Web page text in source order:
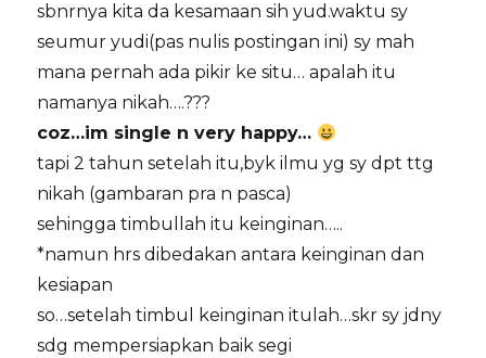
sbnrnya kita da kesamaan sih yud.waktu sy
seumur yudi(pas nulis postingan ini) sy mah
mana pernah ada pikir ke situ… apalah itu
namanya nikah….???
coz…im single n very happy…
tapi 2 tahun setelah itu,byk ilmu yg sy dpt ttg
nikah (gambaran pra n pasca)
sehingga timbullah itu keinginan…..
*namun hrs dibedakan antara keinginan dan
kesiapan
so…setelah timbul keinginan itulah…skr sy jdny
sdg mempersiapkan baik segi